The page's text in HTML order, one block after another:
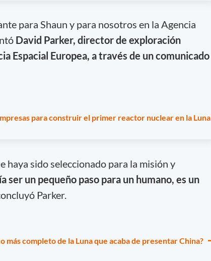
para Shaun y para nosotros en la Agencia
David Parker, director de exploración
Espacial Europea, a través de un comunicado
para construir el primer reactor nuclear en la Luna
haya sido seleccionado para la misión y
ser un pequeño paso para un humano, es un
Parker.
más completo de la Luna que acaba de presentar China?